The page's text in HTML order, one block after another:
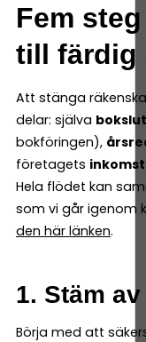
Fem
till färdig
Att stänga
delar: själva
bokföringen),
företagets
Hela flödet kan
som vi går igenom
den här länken.
1. Stäm
Börja med att